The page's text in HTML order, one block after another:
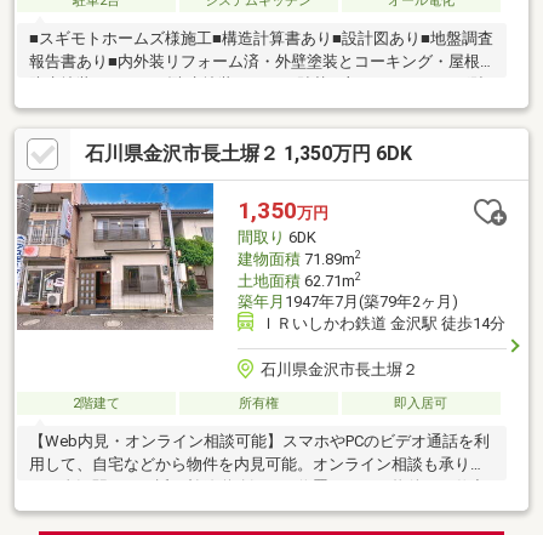
■スギモトホームズ様施工■構造計算書あり■設計図あり■地盤調査
報告書あり■内外装リフォーム済・外壁塗装とコーキング・屋根
防水塗装・ベランダ防水塗装・クロス貼替一部・フローリング貼
替（LDK）・畳表替・襖紙貼替・IHグリル交換（引渡し時）・エ
コキュート新品交換（引渡し時）・電気工事・防蟻工事（約5年間
の保証付）・中古住宅瑕疵保険（構造と雨漏りについて2年間の保
証付）■4LDK、トイレ2箇所、サンルームにバルコニーあり■駐車
スペース2台分■金沢駅まで徒歩圏内＊指定仲介業者あり、不動産
業者様買い分かれ
石川県金沢市長土塀２ 1,350万円 6DK
1,350万円
間取り 6DK
建物面積71.89m2
土地面積62.71m2
築年月 1947年7月(築79年2ヶ月)
ＩＲいしかわ鉄道 金沢駅 徒歩14分
石川県金沢市長土塀２
2階建て 所有権 即入居可
【Web内見・オンライン相談可能】スマホやPCのビデオ通話を利
用して、自宅などから物件を内見可能。オンライン相談も承りま
し屋・ケータリング事業・テイクアウト事業などの活用も可能で